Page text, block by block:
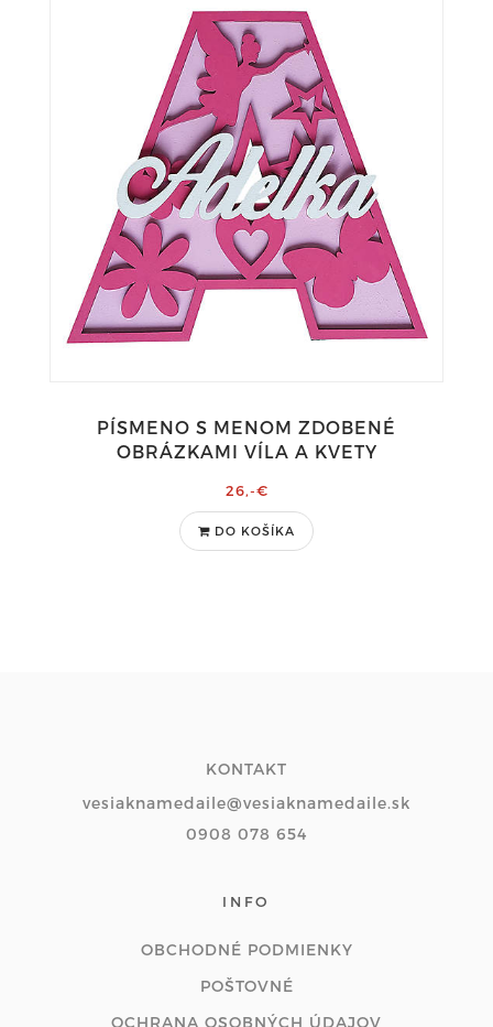
PÍSMENO S MENOM ZDOBENÉ
OBRÁZKAMI VÍLA A KVETY
26,-€
DO KOŠÍKA
KONTAKT
vesiaknamedaile@vesiaknamedaile.sk
0908 078 654
INFO
OBCHODNÉ PODMIENKY
POŠTOVNÉ
OCHRANA OSOBNÝCH ÚDAJOV